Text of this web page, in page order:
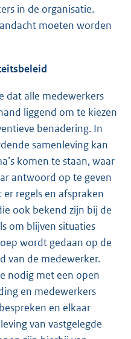
in de organisatie.
moeten worden
dat alle medewerkers
liggend om te kiezen
benadering. In
samenleving kan
komen te staan, waar
antwoord op te geven
regels en afspraken
ook bekend zijn bij de
om blijven situaties
wordt gedaan op de
van de medewerker.
nodig met een open
en medewerkers
en elkaar
van vastgelegde